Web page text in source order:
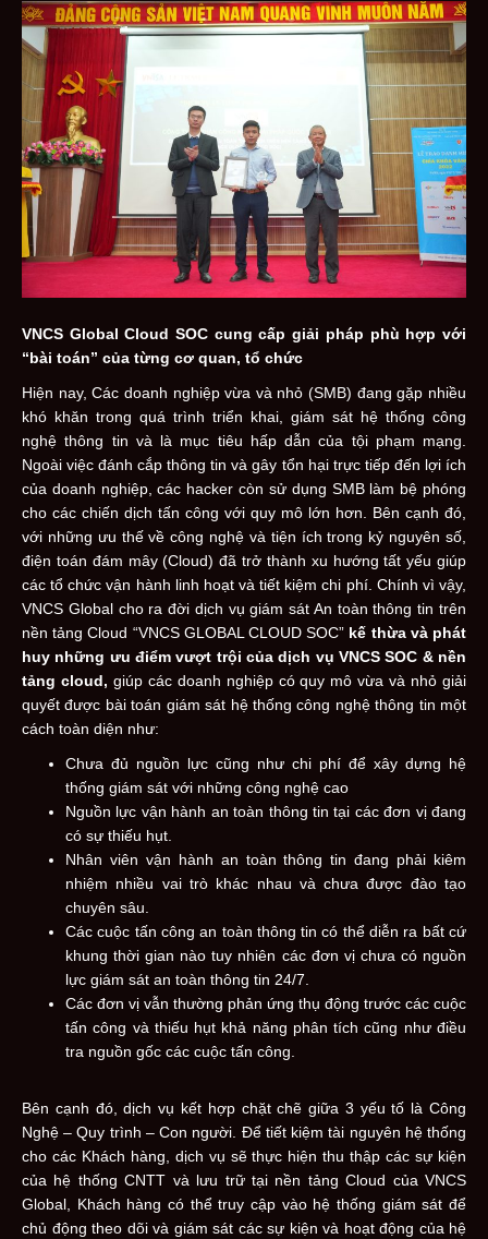
VNCS Global Cloud SOC cung cấp giải pháp phù hợp với
“bài toán” của từng cơ quan, tổ chức
Hiện nay, Các doanh nghiệp vừa và nhỏ (SMB) đang gặp nhiều
khó khăn trong quá trình triển khai, giám sát hệ thống công
nghệ thông tin và là mục tiêu hấp dẫn của tội phạm mạng.
Ngoài việc đánh cắp thông tin và gây tổn hại trực tiếp đến lợi ích
của doanh nghiệp, các hacker còn sử dụng SMB làm bệ phóng
cho các chiến dịch tấn công với quy mô lớn hơn. Bên cạnh đó,
với những ưu thế về công nghệ và tiện ích trong kỷ nguyên số,
điện toán đám mây (Cloud) đã trở thành xu hướng tất yếu giúp
các tổ chức vận hành linh hoạt và tiết kiệm chi phí. Chính vì vậy,
VNCS Global cho ra đời dịch vụ giám sát An toàn thông tin trên
nền tảng Cloud “VNCS GLOBAL CLOUD SOC” kế thừa và phát
huy những ưu điểm vượt trội của dịch vụ VNCS SOC & nền
tảng cloud, giúp các doanh nghiệp có quy mô vừa và nhỏ giải
quyết được bài toán giám sát hệ thống công nghệ thông tin một
cách toàn diện như:
Chưa đủ nguồn lực cũng như chi phí để xây dựng hệ
thống giám sát với những công nghệ cao
Nguồn lực vận hành an toàn thông tin tại các đơn vị đang
có sự thiếu hụt.
Nhân viên vận hành an toàn thông tin đang phải kiêm
nhiệm nhiều vai trò khác nhau và chưa được đào tạo
chuyên sâu.
Các cuộc tấn công an toàn thông tin có thể diễn ra bất cứ
khung thời gian nào tuy nhiên các đơn vị chưa có nguồn
lực giám sát an toàn thông tin 24/7.
Các đơn vị vẫn thường phản ứng thụ động trước các cuộc
tấn công và thiếu hụt khả năng phân tích cũng như điều
tra nguồn gốc các cuộc tấn công.
Bên cạnh đó, dịch vụ kết hợp chặt chẽ giữa 3 yếu tố là Công
Nghệ – Quy trình – Con người. Để tiết kiệm tài nguyên hệ thống
cho các Khách hàng, dịch vụ sẽ thực hiện thu thập các sự kiện
của hệ thống CNTT và lưu trữ tại nền tảng Cloud của VNCS
Global, Khách hàng có thể truy cập vào hệ thống giám sát để
chủ động theo dõi và giám sát các sự kiện và hoạt động của hệ